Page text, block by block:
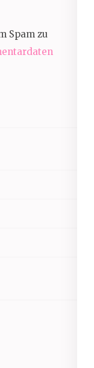
Spam zu